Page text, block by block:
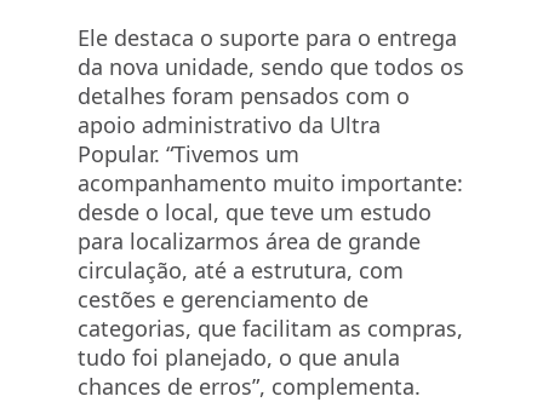
Ele destaca o suporte para o entrega
da nova unidade, sendo que todos os
detalhes foram pensados com o
apoio administrativo da Ultra
Popular. “Tivemos um
acompanhamento muito importante:
desde o local, que teve um estudo
para localizarmos área de grande
circulação, até a estrutura, com
cestões e gerenciamento de
categorias, que facilitam as compras,
tudo foi planejado, o que anula
chances de erros”, complementa.